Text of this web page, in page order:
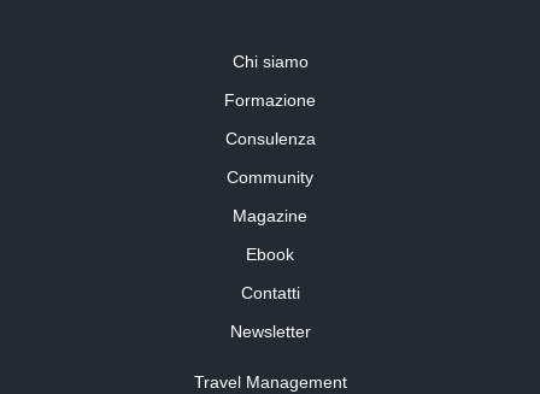
Chi siamo
Formazione
Consulenza
Community
Magazine
Ebook
Contatti
Newsletter
Travel Management